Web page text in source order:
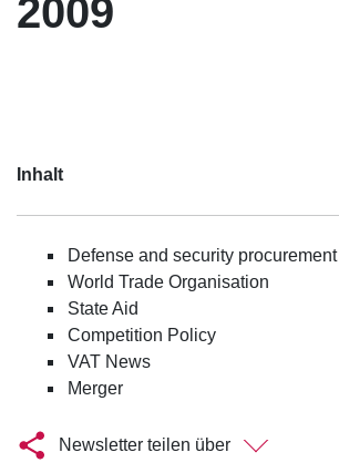
2009
Inhalt
Defense and security procurement
World Trade Organisation
State Aid
Competition Policy
VAT News
Merger
Newsletter teilen über